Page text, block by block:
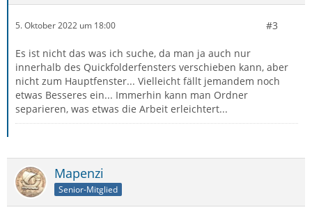
5. Oktober 2022 um 18:00 #3
Es ist nicht das was ich suche, da man ja auch nur
innerhalb des Quickfolderfensters verschieben kann, aber
nicht zum Hauptfenster... Vielleicht fällt jemandem noch
etwas Besseres ein... Immerhin kann man Ordner
separieren, was etwas die Arbeit erleichtert...
Mapenzi
Senior-Mitglied